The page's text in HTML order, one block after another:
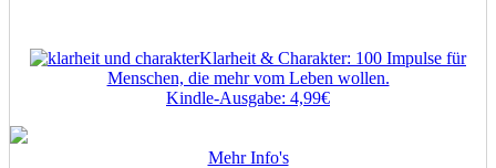
Klarheit & Charakter: 100 Impulse für
Menschen, die mehr vom Leben wollen.
Kindle-Ausgabe: 4,99€
Mehr Info's